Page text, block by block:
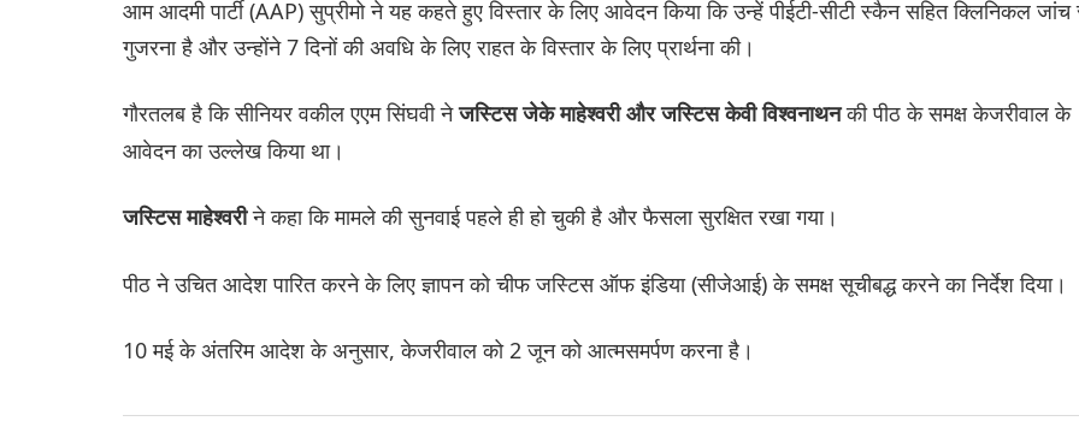
आम आदमी पार्टी (AAP) सुप्रीमो ने यह कहते हुए विस्तार के लिए आवेदन किया कि उन्हें पीईटी-सीटी स्कैन सहित क्लिनिकल
गुजरना है और उन्होंने 7 दिनों की अवधि के लिए राहत के विस्तार के लिए प्रार्थना की।
गौरतलब है कि सीनियर वकील एएम सिंघवी नेजस्टिस जेके माहेश्वरी और जस्टिस केवी विश्वनाथनकी पीठ के समक्ष केजरीवाल के
आवेदन का उल्लेख किया था।
जस्टिस माहेश्वरीने कहा कि मामले की सुनवाई पहले ही हो चुकी है और फैसला सुरक्षित रखा गया।
पीठ ने उचित आदेश पारित करने के लिए ज्ञापन को चीफ जस्टिस ऑफ इंडिया (सीजेआई) के समक्ष सूचीबद्ध करने का निर्देश दिया।
10 मई के अंतरिम आदेश के अनुसार, केजरीवाल को 2 जून को आत्मसमर्पण करना है।